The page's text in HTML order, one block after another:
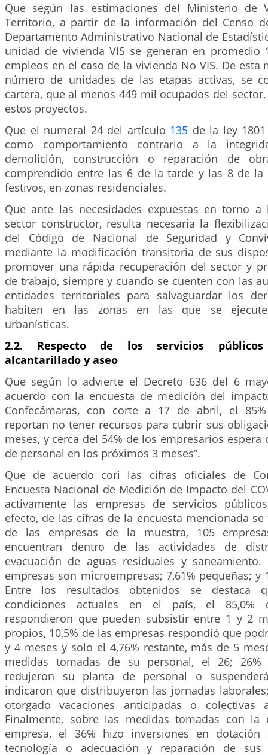
Que según las estimaciones del Ministerio de
Territorio, a partir de la información del Censo
Departamento Administrativo Nacional de
unidad de vivienda VIS se generan en promedio
empleos en el caso de la vivienda No VIS. De esta
número de unidades de las etapas activas, se
cartera, que al menos 449 mil ocupados del
estos proyectos.
Que el numeral 24 del artículo 135 de la ley
como comportamiento contrario a la
demolición, construcción o reparación de
comprendido entre las 6 de la tarde y las 8 de la
festivos, en zonas residenciales.
Que ante las necesidades expuestas en torno a
sector constructor, resulta necesaria la
del Código de Nacional de Seguridad y
mediante la modificación transitoria de sus
promover una rápida recuperación del sector y
de trabajo, siempre y cuando se cuenten con las
entidades territoriales para salvaguardar los
habiten en las zonas en las que se
urbanísticas.
2.2. Respecto de los servicios
alcantarillado y aseo
Que según lo advierte el Decreto 636 del 6
acuerdo con la encuesta de medición del
Confecámaras, con corte a 17 de abril, el
reportan no tener recursos para cubrir sus
meses, y cerca del 54% de los empresarios
de personal en los próximos 3 meses”.
Que de acuerdo cori las cifras oficiales de
Encuesta Nacional de Medición de Impacto del
activamente las empresas de servicios
efecto, de las cifras de la encuesta mencionada
de las empresas de la muestra, 105
encuentran dentro de las actividades de
evacuación de aguas residuales y saneamiento.
empresas son microempresas; 7,61% pequeñas; y
Entre los resultados obtenidos se destaca
condiciones actuales en el país, el 85,0%
respondieron que pueden subsistir entre 1 y 2
propios, 10,5% de las empresas respondió que
y 4 meses y solo el 4,76% restante, más de 5
medidas tomadas de su personal, el 26; 26%
redujeron su planta de personal o
indicaron que distribuyeron las jornadas
otorgado vacaciones anticipadas o colectivas
Finalmente, sobre las medidas tomadas con la
empresa, el 36% hizo inversiones en dotación
tecnología o adecuación y reparación de sus